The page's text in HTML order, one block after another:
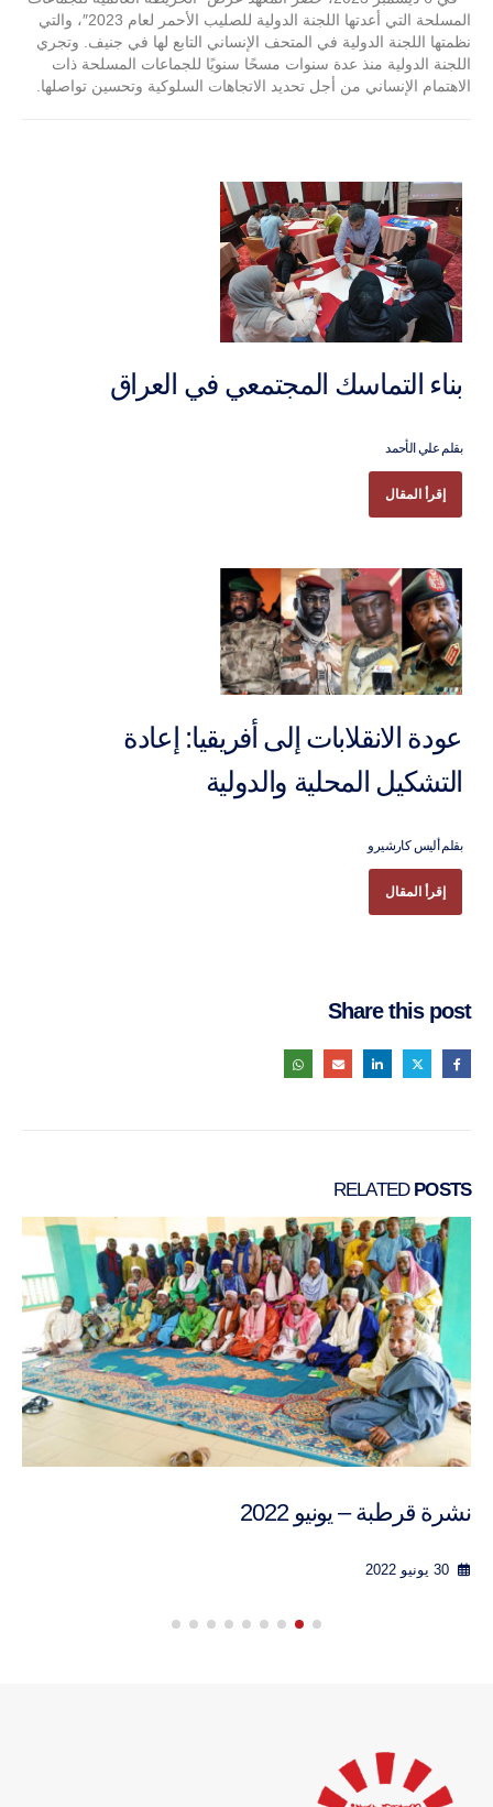
المسلحة التي أعدتها اللجنة الدولية للصليب الأحمر لعام 2023″، والتي
نظمتها اللجنة الدولية في المتحف الإنساني التابع لها في جنيف. وتجري
اللجنة الدولية منذ عدة سنوات مسحًا سنويًا للجماعات المسلحة ذات
الاهتمام الإنساني من أجل تحديد الاتجاهات السلوكية وتحسين تواصلها.
بناء التماسك المجتمعي في العراق
بقلم علي الأحمد
إقرأ المقال
عودة الانقلابات إلى أفريقيا: إعادة
التشكيل المحلية والدولية
بقلم أليس كارشيرو
إقرأ المقال
Share this post
RELATED POSTS
نشرة قرطبة – يونيو 2022